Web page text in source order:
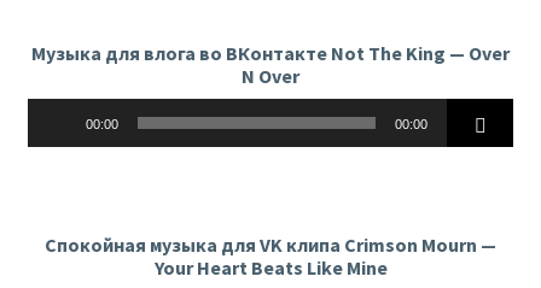
Музыка для влога во ВКонтакте Not The King — Over
N Over
00:00 00:00
Спокойная музыка для VK клипа Crimson Mourn —
Your Heart Beats Like Mine